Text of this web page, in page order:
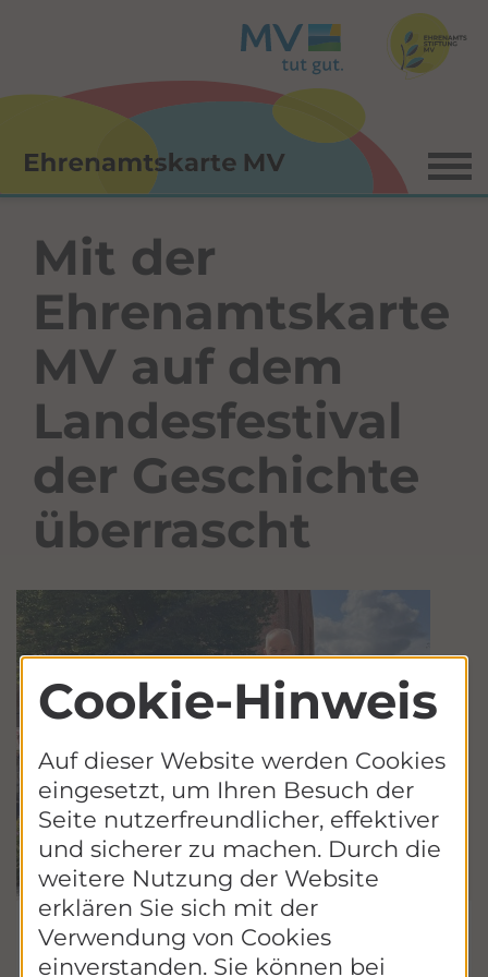
Menü
Mit der
Ehrenamtskarte
MV auf dem
Landesfestival
der Geschichte
überrascht
vergrßrn
Kristin Rietdorf überreicht die goldene
Ehrenamtskarte MV an Dr. Gerd Albrecht |
Bildquelle: Ehrenamtsstiftung MV
Cookie-Hinweis
Auf dieser Website werden Cookies
eingesetzt, um Ihren Besuch der
Seite nutzerfreundlicher, effektiver
und sicherer zu machen. Durch die
weitere Nutzung der Website
erklären Sie sich mit der
Verwendung von Cookies
einverstanden. Sie können bei